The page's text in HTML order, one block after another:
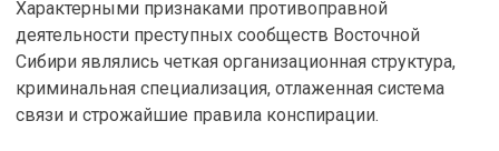
Характерными признаками противоправной
деятельности преступных сообществ Восточной
Сибири являлись четкая организационная структура,
криминальная специализация, отлаженная система
связи и строжайшие правила конспирации.